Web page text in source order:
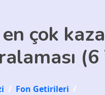
çok
/ Fon Getirileri /